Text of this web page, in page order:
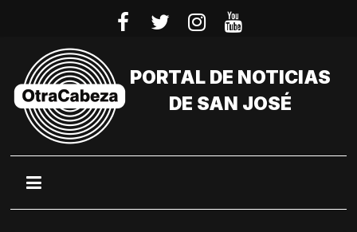
PORTAL DE NOTICIAS
DE SAN JOSÉ